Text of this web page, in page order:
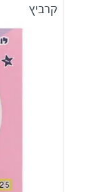
קרביץ